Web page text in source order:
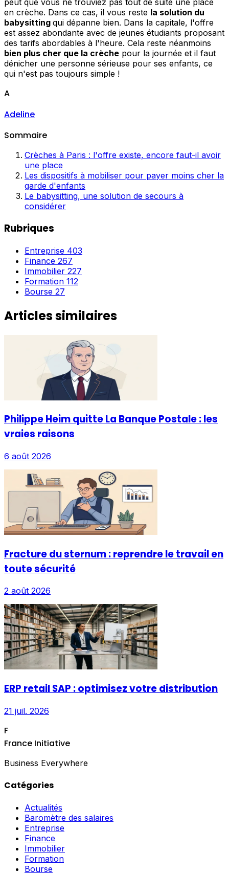
peut que vous ne trouviez pas tout de suite une place
en crèche. Dans ce cas, il vous reste la solution du
babysitting qui dépanne bien. Dans la capitale, l'offre
est assez abondante avec de jeunes étudiants proposant
des tarifs abordables à l'heure. Cela reste néanmoins
bien plus cher que la crèche pour la journée et il faut
dénicher une personne sérieuse pour ses enfants, ce
qui n'est pas toujours simple !
A
Adeline
Sommaire
Crèches à Paris : l'offre existe, encore faut-il avoir
une place
Les dispositifs à mobiliser pour payer moins cher la
garde d'enfants
Le babysitting, une solution de secours à
considérer
Rubriques
Entreprise 403
Finance 267
Immobilier 227
Formation 112
Bourse 27
Articles similaires
Philippe Heim quitte La Banque Postale : les
vraies raisons
6 août 2026
Fracture du sternum : reprendre le travail en
toute sécurité
2 août 2026
ERP retail SAP : optimisez votre distribution
21 juil. 2026
F
France Initiative
Business Everywhere
Catégories
Actualités
Baromètre des salaires
Entreprise
Finance
Immobilier
Formation
Bourse